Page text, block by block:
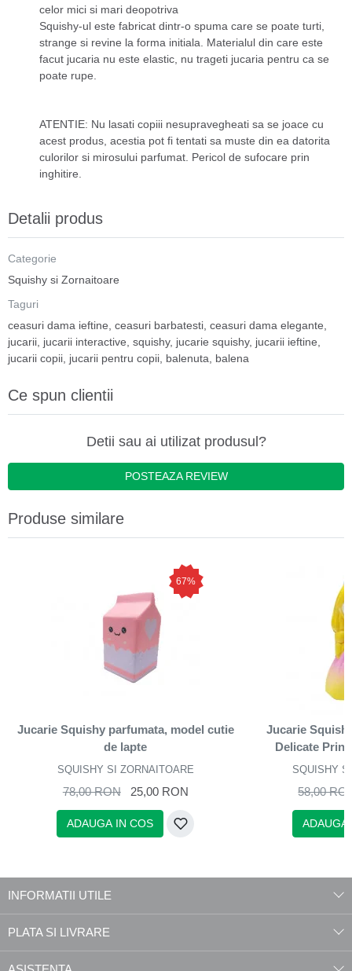
celor mici si mari deopotriva
Squishy-ul este fabricat dintr-o spuma care se poate turti,
strange si revine la forma initiala. Materialul din care este
facut jucaria nu este elastic, nu trageti jucaria pentru ca se
poate rupe.
ATENTIE: Nu lasati copiii nesupravegheati sa se joace cu
acest produs, acestia pot fi tentati sa muste din ea datorita
culorilor si mirosului parfumat. Pericol de sufocare prin
inghitire.
Detalii produs
Categorie
Squishy si Zornaitoare
Taguri
ceasuri dama ieftine ceasuri barbatesti ceasuri dama elegante
jucarii jucarii interactive squishy, jucarie squishy, jucarii ieftine
jucarii copii jucarii pentru copii balenuta balena
Ce spun clientii
Detii sau ai utilizat produsul?
POSTEAZA REVIEW
Produse similare
67%
Jucarie Squishy parfumata, model cutie
de lapte
SQUISHY SI ZORNAITOARE
78,00 RON 25,00 RON
ADAUGA IN COS
Jucarie
Delicate
SQUISHY
58,00
ADAUGA
INFORMATII UTILE
PLATA SI LIVRARE